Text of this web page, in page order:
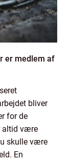
er medlem af
bliver
for de
altid være
skulle være
En